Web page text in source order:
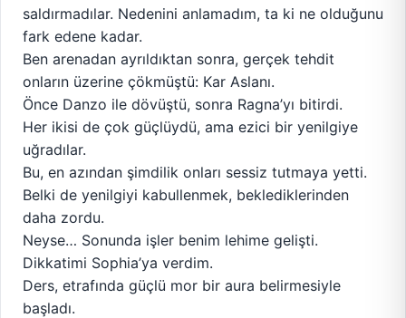
saldırmadılar. Nedenini anlamadım, ta ki ne olduğunu
fark edene kadar.
Ben arenadan ayrıldıktan sonra, gerçek tehdit
onların üzerine çökmüştü: Kar Aslanı.
Önce Danzo ile dövüştü, sonra Ragna’yı bitirdi.
Her ikisi de çok güçlüydü, ama ezici bir yenilgiye
uğradılar.
Bu, en azından şimdilik onları sessiz tutmaya yetti.
Belki de yenilgiyi kabullenmek, beklediklerinden
daha zordu.
Neyse… Sonunda işler benim lehime gelişti.
Dikkatimi Sophia’ya verdim.
Ders, etrafında güçlü mor bir aura belirmesiyle
başladı.